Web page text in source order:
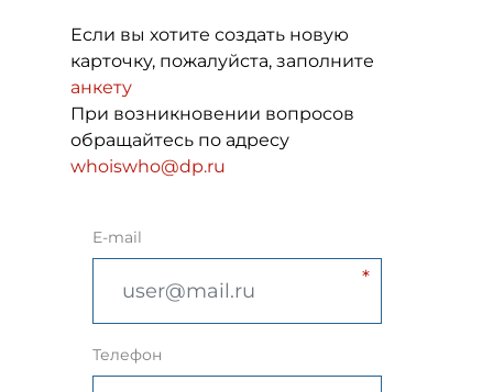
Если вы хотите создать новую
карточку, пожалуйста, заполните
анкету
При возникновении вопросов
обращайтесь по адресу
whoiswho@dp.ru
E-mail
Телефон